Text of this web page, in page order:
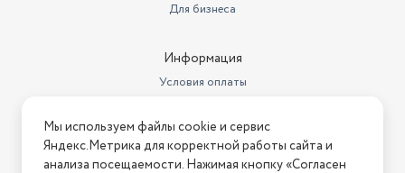
Для бизнеса
Информация
Условия оплаты
Условия возврата
Нашли ошибку на сайте? Напишите нам
Мы используем файлы cookie и сервис
Яндекс.Метрика для корректной работы сайта и
анализа посещаемости. Нажимая кнопку «Согласен